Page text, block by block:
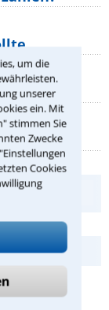
um die
unserer
ein. Mit
stimmen Sie
Zwecke
Cookies